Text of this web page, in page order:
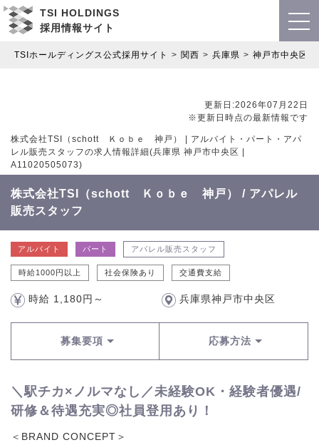
TSI HOLDINGS
採用情報サイト
TSIホールディングス公式採用サイト 関西 兵庫県 神戸市中央区
更新日:2026年07月22日
※更新日時点の最新情報です
株式会社TSI（schott Ｋｏｂｅ 神戸） | アルバイト・パート・アパ
レル販売スタッフの求人情報詳細(兵庫県 神戸市中央区 |
A11020505073)
株式会社TSI（schott Ｋｏｂｅ 神戸） / アパレル
販売スタッフ
アルバイト パート アパレル販売スタッフ
時給1000円以上 社会保険あり 交通費支給
時給 1,180円～ 兵庫県神戸市中央区
募集要項 応募方法
＼駅チカ×ノルマなし／未経験OK・経験者優遇/
研修＆待遇充実◎社員登用あり！
＜BRAND CONCEPT＞